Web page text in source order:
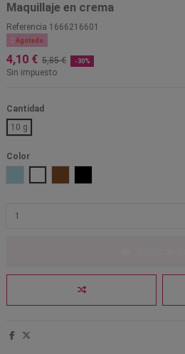
Maquillaje en crema
Referencia 1666216601
 Agotado
4,10 € 5,85 € -30%
Sin impuesto
Cantidad
10 g
Color